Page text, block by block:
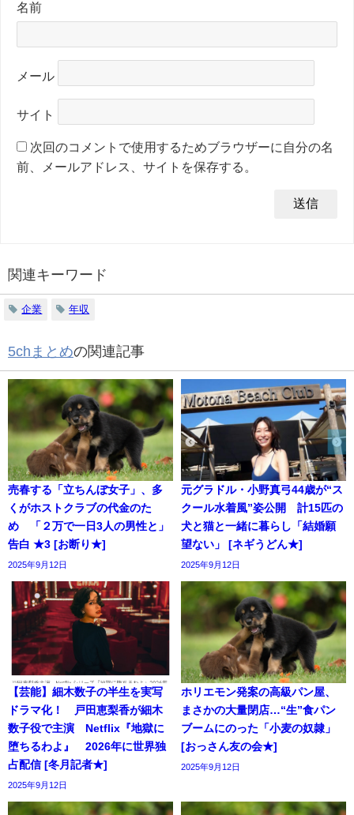
名前
メール
サイト
次回のコメントで使用するためブラウザーに自分の名
前、メールアドレス、サイトを保存する。
関連キーワード
企業 年収
5chまとめの関連記事
売春する「立ちんぼ女子」、多
くがホストクラブの代金のた
め 「２万で一日3人の男性と」
告白 ★3 [お断り★]
2025年9月12日
元グラドル・小野真弓44歳が“ス
クール水着風”姿公開 計15匹の
犬と猫と一緒に暮らし「結婚願
望ない」 [ネギうどん★]
2025年9月12日
【芸能】細木数子の半生を実写
ドラマ化！ 戸田恵梨香が細木
数子役で主演 Netflix『地獄に
堕ちるわよ』 2026年に世界独
占配信 [冬月記者★]
2025年9月12日
ホリエモン発案の高級パン屋、
まさかの大量閉店…“生”食パン
ブームにのった「小麦の奴隷」
[おっさん友の会★]
2025年9月12日